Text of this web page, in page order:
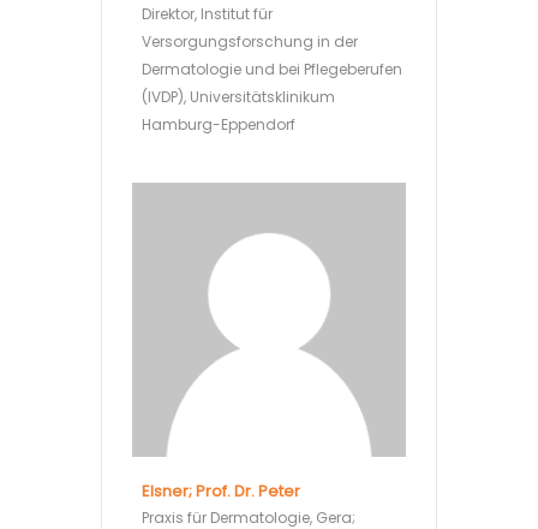
Direktor, Institut für
Versorgungsforschung in der
Dermatologie und bei Pflegeberufen
(IVDP), Universitätsklinikum
Hamburg-Eppendorf
Elsner; Prof. Dr. Peter
Praxis für Dermatologie, Gera;